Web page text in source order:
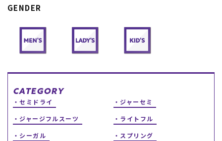
ブランド一覧
特集一覧
中古/アウトレット サー
中古/アウトレット スノ
ー
ご利用ガイド
会員ランク
よくある質問
店舗一覧
お問い合わせ
ニュース
GENDER
CATEGORY
セミドライ
ジャーセミ
ジャージフルスーツ
ライトフル
シーガル
スプリング